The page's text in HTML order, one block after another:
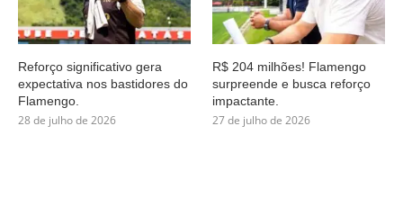
Reforço significativo gera
expectativa nos bastidores do
Flamengo.
28 de julho de 2026
R$ 204 milhões! Flamengo
surpreende e busca reforço
impactante.
27 de julho de 2026